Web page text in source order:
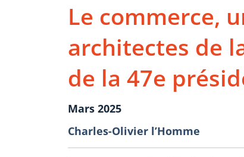
Le commerce,
architectes de
de la 47e
Mars 2025
Charles-Olivier l’Homme